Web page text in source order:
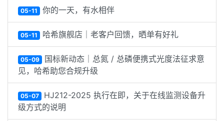
05-11 你的一天，有水相伴
05-11 哈希旗舰店｜老客户回馈，晒单有好礼
05-09 国标新动态｜总氮 / 总磷便携式光度法征求意
见，哈希助您合规升级
05-07 HJ212-2025 执行在即，关于在线监测设备升
级方式的说明